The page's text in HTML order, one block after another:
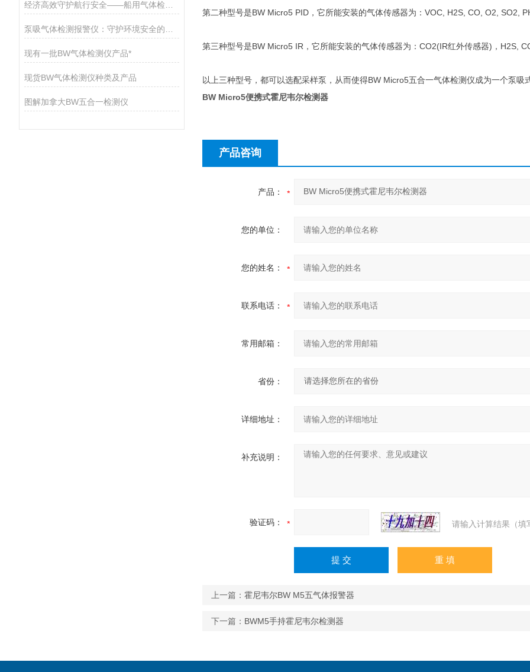
现有一批BW气体检测仪产品*
现货BW气体检测仪种类及产品
图解加拿大BW五合一检测仪
第二种型号是BW Micro5 PID ，它所能安装的气体传感器为： VOC, H2S, CO, O2, SO2,
第三种型号是BW Micro5 IR ，它所能安装的气体传感器为： CO2(IR红外传感器) ， H2S,
以上三种型号，都可以选配采样泵，从而使得BW Micro5五合一气体检测仪成为一个泵吸
BW Micro5便携式霍尼韦尔检测器
产品咨询
产品：
您的单位：
您的姓名：
联系电话：
常用邮箱：
省份：
详细地址：
补充说明：
验证码： 请输入计算结果（填
上一篇： 霍尼韦尔BW M5五气体报警器
下一篇： BWM5手持霍尼韦尔检测器